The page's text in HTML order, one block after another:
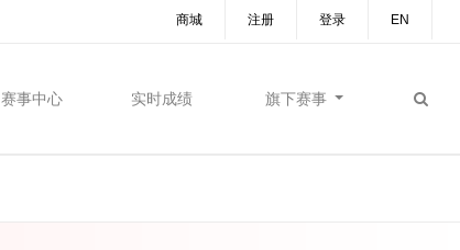
EN
登录
注册
商城
赛事中心 实时成绩 旗下赛事